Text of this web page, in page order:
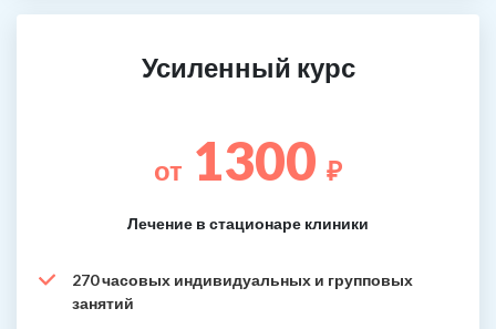
Усиленный курс
от 1300 ₽
Лечение в стационаре клиники
270 часовых индивидуальных и групповых
занятий